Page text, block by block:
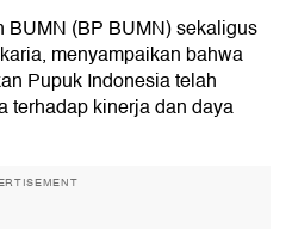
(BP BUMN) sekaligus
menyampaikan bahwa
Pupuk Indonesia telah
terhadap kinerja dan daya